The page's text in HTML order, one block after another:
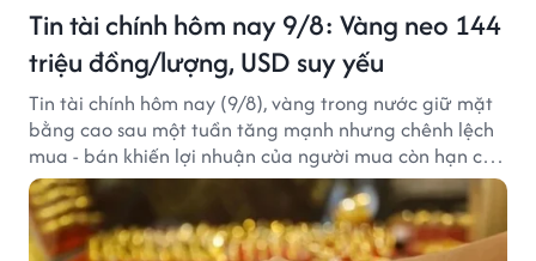
Tin tài chính hôm nay 9/8: Vàng neo 144
triệu đồng/lượng, USD suy yếu
Tin tài chính hôm nay (9/8), vàng trong nước giữ mặt
bằng cao sau một tuần tăng mạnh nhưng chênh lệch
mua - bán khiến lợi nhuận của người mua còn hạn chế,
trong khi USD chịu sức ép sau dữ liệu việc làm Mỹ gây
thất vọng.